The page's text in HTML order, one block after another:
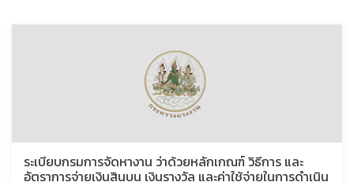
ระเบียบกรมการจัดหางาน ว่าด้วยหลักเกณฑ์ วิธีการ และ
อัตราการจ่ายเงินสินบน เงินรางวัล และค่าใช้จ่ายในการดำเนิน